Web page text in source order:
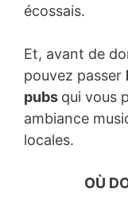
écossais.
Et, avant de
pouvez passer
pubs qui vous
ambiance
locales.
OÙ